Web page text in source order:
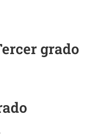
grado